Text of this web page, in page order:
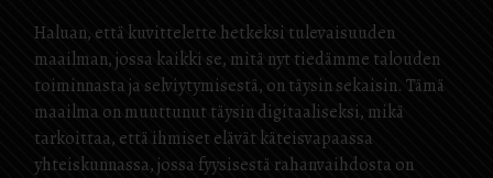
Haluan, että kuvittelette hetkeksi tulevaisuuden
maailman, jossa kaikki se, mitä nyt tiedämme talouden
toiminnasta ja selviytymisestä, on täysin sekaisin. Tämä
maailma on muuttunut täysin digitaaliseksi, mikä
tarkoittaa, että ihmiset elävät käteisvapaassa
yhteiskunnassa, jossa fyysisestä rahanvaihdosta on